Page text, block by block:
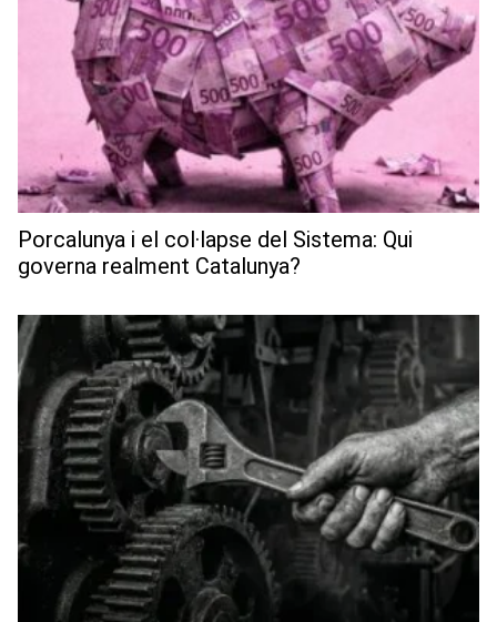
Porcalunya i el col·lapse del Sistema: Qui
governa realment Catalunya?